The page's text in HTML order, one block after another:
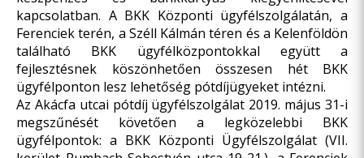
kapcsolatban. A BKK Központi ügyfélszolgálatán, a
Ferenciek terén, a Széll Kálmán téren és a Kelenföldön
található BKK ügyfélközpontokkal együtt a
fejlesztésnek köszönhetően összesen hét BKK
ügyfélponton lesz lehetőség pótdíjügyeket intézni.
Az Akácfa utcai pótdíj ügyfélszolgálat 2019. május 31-i
megszűnését követően a legközelebbi BKK
ügyfélpontok: a BKK Központi Ügyfélszolgálat (VII.